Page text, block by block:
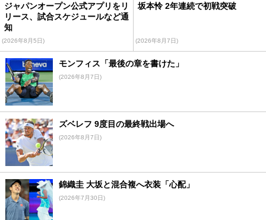
ジャパンオープン公式アプリをリ
リース、試合スケジュールなど通
知
(2026年8月5日)
坂本怜 2年連続で初戦突破
(2026年8月7日)
モンフィス「最後の章を書けた」
(2026年8月7日)
ズベレフ 9度目の最終戦出場へ
(2026年8月7日)
錦織圭 大坂と混合複へ衣装「心配」
(2026年7月30日)